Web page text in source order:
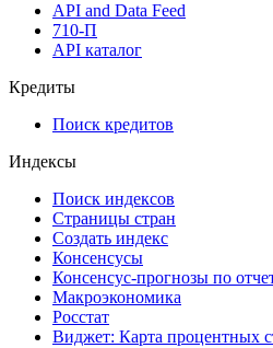
API and Data Feed
710-П
API каталог
Кредиты
Поиск кредитов
Индексы
Поиск индексов
Страницы стран
Создать индекс
Консенсусы
Консенсус-прогнозы по
Макроэкономика
Росстат
Виджет: Карта процентных